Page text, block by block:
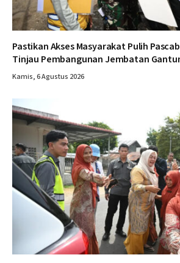
Pastikan Akses Masyarakat Pulih
Tinjau Pembangunan Jembatan
Kamis, 6 Agustus 2026